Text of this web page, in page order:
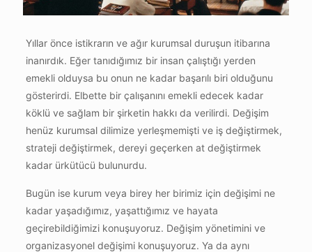
Yıllar önce istikrarın ve ağır kurumsal duruşun itibarına
inanırdık. Eğer tanıdığımız bir insan çalıştığı yerden
emekli olduysa bu onun ne kadar başarılı biri olduğunu
gösterirdi. Elbette bir çalışanını emekli edecek kadar
köklü ve sağlam bir şirketin hakkı da verilirdi. Değişim
henüz kurumsal dilimize yerleşmemişti ve iş değiştirmek,
strateji değiştirmek, dereyi geçerken at değiştirmek
kadar ürkütücü bulunurdu.
Bugün ise kurum veya birey her birimiz için değişimi ne
kadar yaşadığımız, yaşattığımız ve hayata
geçirebildiğimizi konuşuyoruz. Değişim yönetimini ve
organizasyonel değişimi konuşuyoruz. Ya da aynı